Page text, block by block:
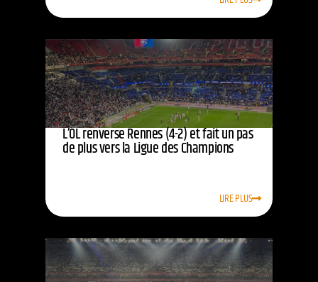
L’OL renverse Rennes (4-2) et fait un pas
de plus vers la Ligue des Champions
LIRE PLUS